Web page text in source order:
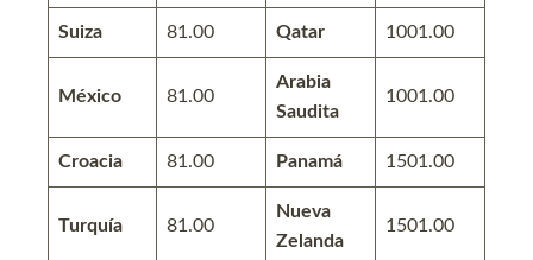
Suiza 81.00 Qatar 1001.00
México 81.00
Arabia
Saudita
1001.00
Croacia 81.00 Panamá 1501.00
Turquía 81.00
Nueva
Zelanda
1501.00